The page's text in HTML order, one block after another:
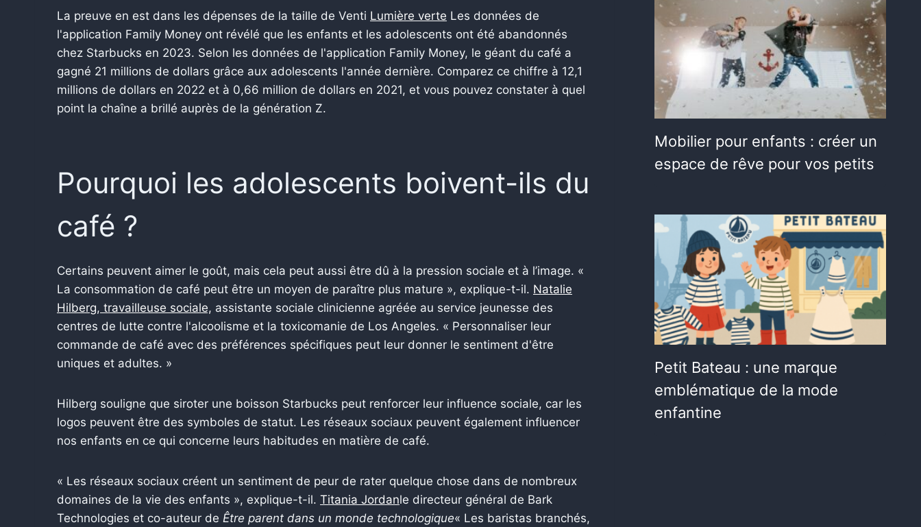
La preuve en est dans les dépenses de la taille de Venti Lumière verte Les données de
l'application Family Money ont révélé que les enfants et les adolescents ont été abandonnés
chez Starbucks en 2023. Selon les données de l'application Family Money, le géant du café a
gagné 21 millions de dollars grâce aux adolescents l'année dernière. Comparez ce chiffre à 12,1
millions de dollars en 2022 et à 0,66 million de dollars en 2021, et vous pouvez constater à quel
point la chaîne a brillé auprès de la génération Z.
Pourquoi les adolescents boivent-ils du
café ?
Certains peuvent aimer le goût, mais cela peut aussi être dû à la pression sociale et à l’image. «
La consommation de café peut être un moyen de paraître plus mature », explique-t-il. Natalie
Hilberg, travailleuse sociale, assistante sociale clinicienne agréée au service jeunesse des
centres de lutte contre l'alcoolisme et la toxicomanie de Los Angeles. « Personnaliser leur
commande de café avec des préférences spécifiques peut leur donner le sentiment d'être
uniques et adultes. »
Hilberg souligne que siroter une boisson Starbucks peut renforcer leur influence sociale, car les
logos peuvent être des symboles de statut. Les réseaux sociaux peuvent également influencer
nos enfants en ce qui concerne leurs habitudes en matière de café.
« Les réseaux sociaux créent un sentiment de peur de rater quelque chose dans de nombreux
domaines de la vie des enfants », explique-t-il. Titania Jordanle directeur général de Bark
Technologies et co-auteur de Être parent dans un monde technologique« Les baristas branchés,
Mobilier pour enfants : créer un
espace de rêve pour vos petits
Petit Bateau : une marque
emblématique de la mode
enfantine